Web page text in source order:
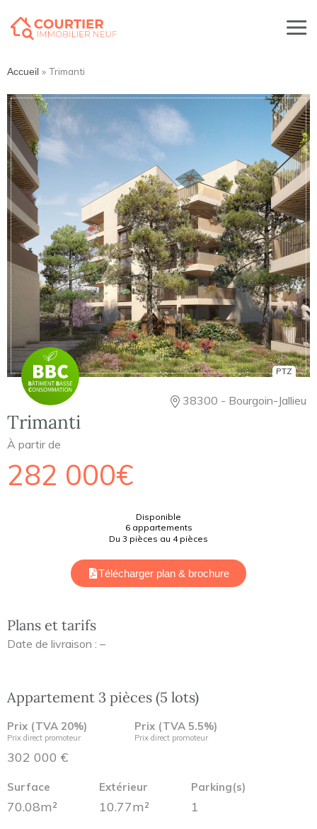
Accueil » Trimanti
PTZ
38300 - Bourgoin-Jallieu
Trimanti
À partir de
282 000€
Disponible
6 appartements
Du 3 pièces au 4 pièces
Télécharger plan & brochure
Plans et tarifs
Date de livraison : –
Appartement 3 pièces (5 lots)
Prix (TVA 20%)
Prix direct promoteur
302 000 €
Prix (TVA 5.5%)
Prix direct promoteur
Surface
70.08m²
Extérieur
10.77m²
Parking(s)
1